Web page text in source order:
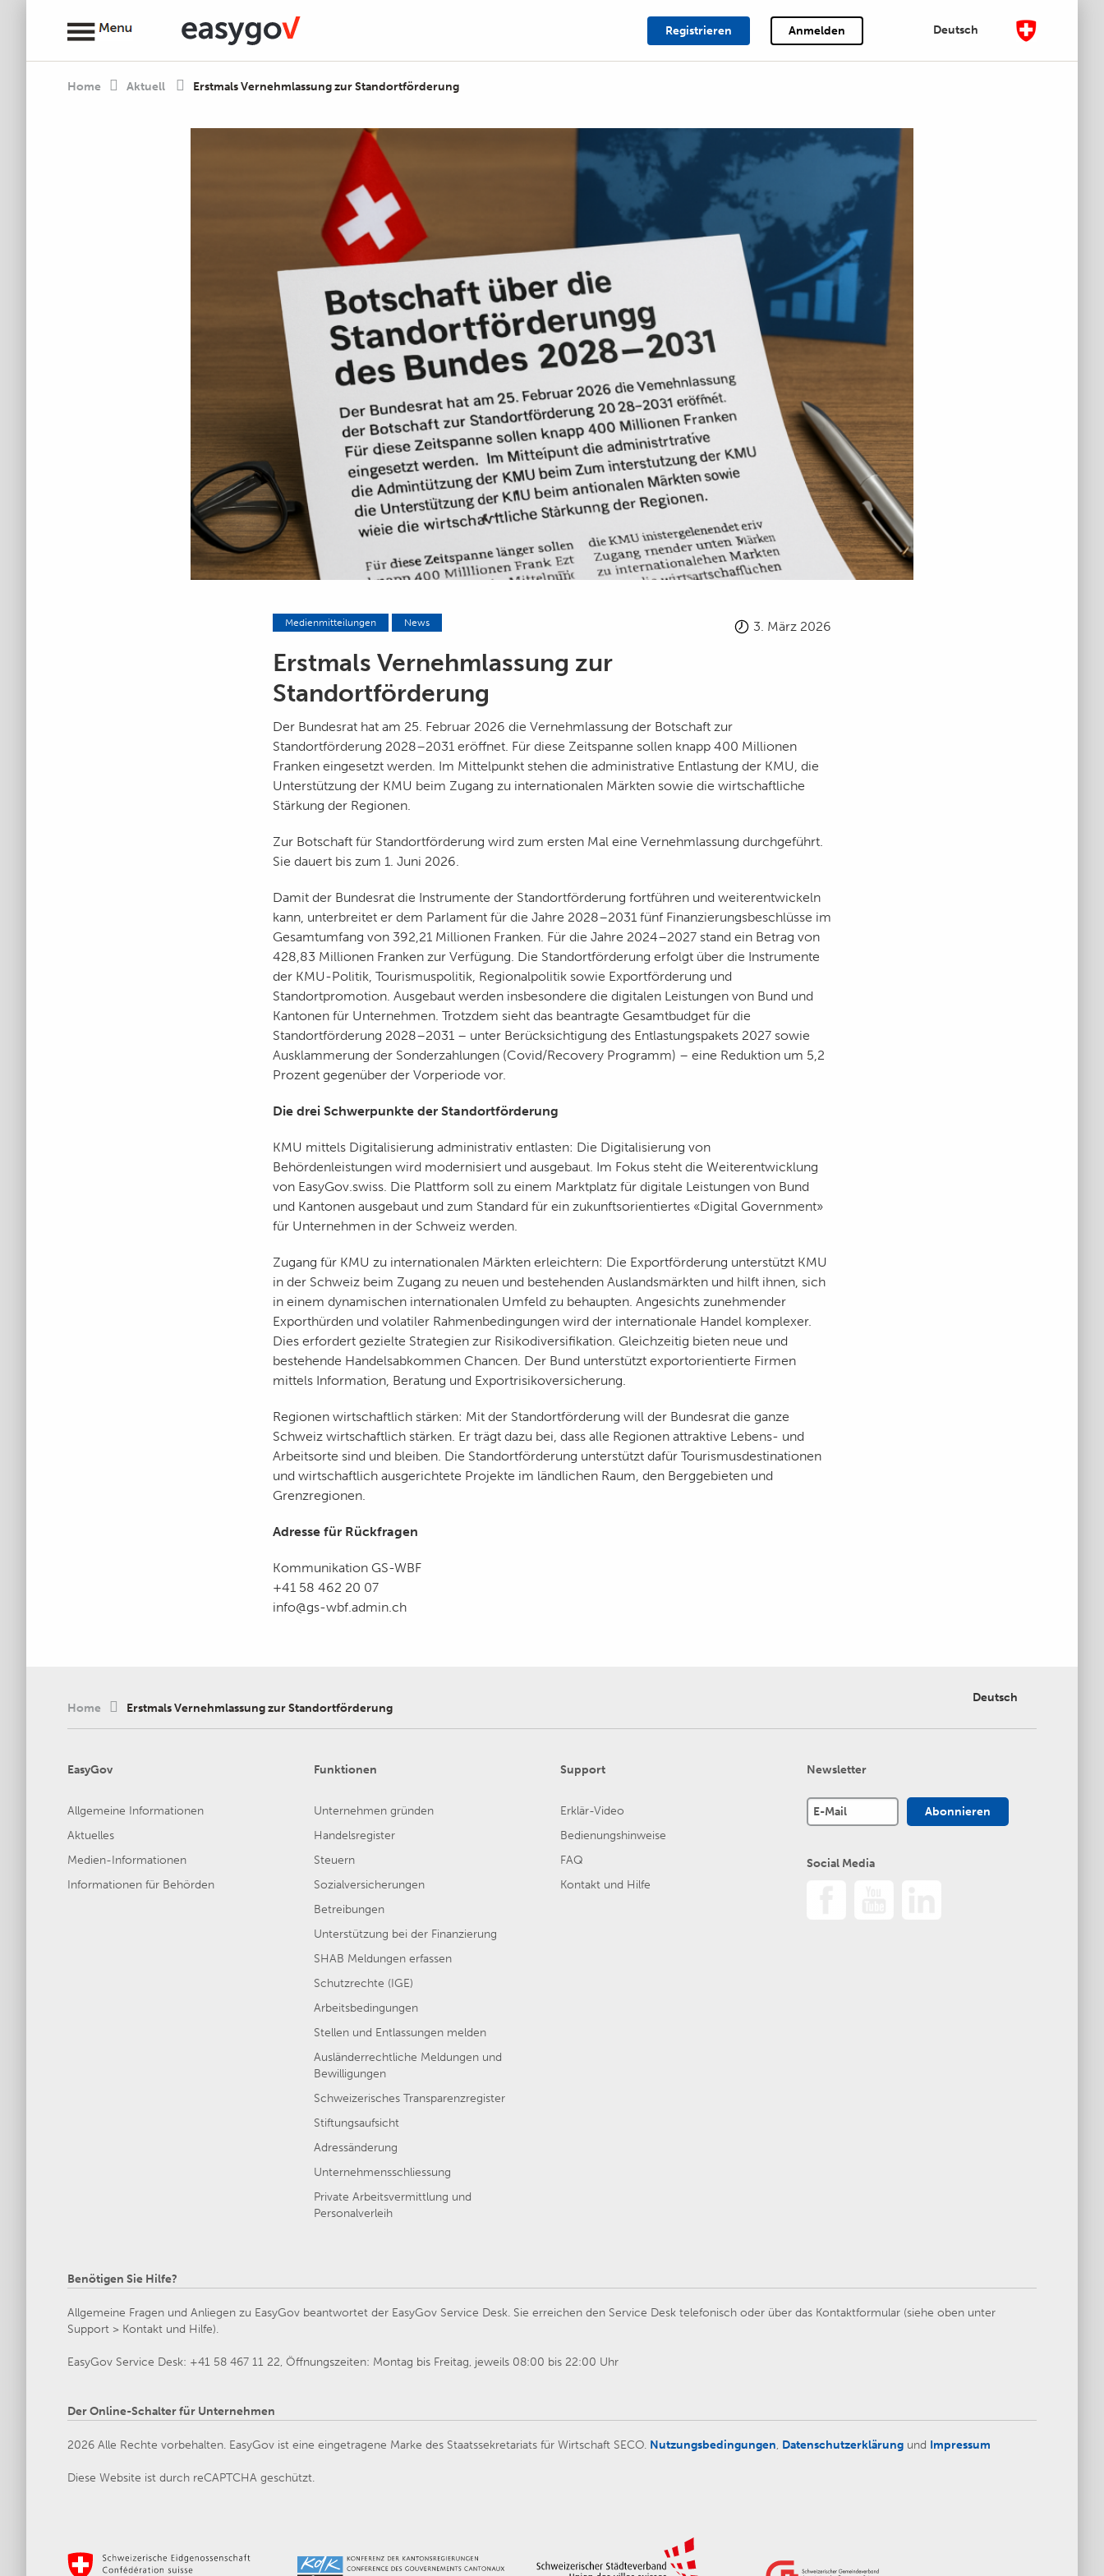
Registrieren Anmelden Deutsch
Home Aktuell Erstmals Vernehmlassung zur Standortförderung
Medienmitteilungen News 3. März 2026
Erstmals Vernehmlassung zur
Standortförderung
Der Bundesrat hat am 25. Februar 2026 die Vernehmlassung der Botschaft zur
Standortförderung 2028–2031 eröffnet. Für diese Zeitspanne sollen knapp 400 Millionen
Franken eingesetzt werden. Im Mittelpunkt stehen die administrative Entlastung der KMU, die
Unterstützung der KMU beim Zugang zu internationalen Märkten sowie die wirtschaftliche
Stärkung der Regionen.
Zur Botschaft für Standortförderung wird zum ersten Mal eine Vernehmlassung durchgeführt.
Sie dauert bis zum 1. Juni 2026.
Damit der Bundesrat die Instrumente der Standortförderung fortführen und weiterentwickeln
kann, unterbreitet er dem Parlament für die Jahre 2028–2031 fünf Finanzierungsbeschlüsse im
Gesamtumfang von 392,21 Millionen Franken. Für die Jahre 2024–2027 stand ein Betrag von
428,83 Millionen Franken zur Verfügung. Die Standortförderung erfolgt über die Instrumente
der KMU-Politik, Tourismuspolitik, Regionalpolitik sowie Exportförderung und
Standortpromotion. Ausgebaut werden insbesondere die digitalen Leistungen von Bund und
Kantonen für Unternehmen. Trotzdem sieht das beantragte Gesamtbudget für die
Standortförderung 2028–2031 – unter Berücksichtigung des Entlastungspakets 2027 sowie
Ausklammerung der Sonderzahlungen (Covid/Recovery Programm) – eine Reduktion um 5,2
Prozent gegenüber der Vorperiode vor.
Die drei Schwerpunkte der Standortförderung
KMU mittels Digitalisierung administrativ entlasten: Die Digitalisierung von
Behördenleistungen wird modernisiert und ausgebaut. Im Fokus steht die Weiterentwicklung
von EasyGov.swiss. Die Plattform soll zu einem Marktplatz für digitale Leistungen von Bund
und Kantonen ausgebaut und zum Standard für ein zukunftsorientiertes «Digital Government»
für Unternehmen in der Schweiz werden.
Zugang für KMU zu internationalen Märkten erleichtern: Die Exportförderung unterstützt KMU
in der Schweiz beim Zugang zu neuen und bestehenden Auslandsmärkten und hilft ihnen, sich
in einem dynamischen internationalen Umfeld zu behaupten. Angesichts zunehmender
Exporthürden und volatiler Rahmenbedingungen wird der internationale Handel komplexer.
Dies erfordert gezielte Strategien zur Risikodiversifikation. Gleichzeitig bieten neue und
bestehende Handelsabkommen Chancen. Der Bund unterstützt exportorientierte Firmen
mittels Information, Beratung und Exportrisikoversicherung.
Regionen wirtschaftlich stärken: Mit der Standortförderung will der Bundesrat die ganze
Schweiz wirtschaftlich stärken. Er trägt dazu bei, dass alle Regionen attraktive Lebens- und
Arbeitsorte sind und bleiben. Die Standortförderung unterstützt dafür Tourismusdestinationen
und wirtschaftlich ausgerichtete Projekte im ländlichen Raum, den Berggebieten und
Grenzregionen.
Adresse für Rückfragen
Kommunikation GS-WBF
+41 58 462 20 07
info@gs-wbf.admin.ch
Home Erstmals Vernehmlassung zur Standortförderung
Deutsch
EasyGov
Allgemeine Informationen
Aktuelles
Medien-Informationen
Informationen für Behörden
Funktionen
Unternehmen gründen
Handelsregister
Steuern
Sozialversicherungen
Betreibungen
Unterstützung bei der Finanzierung
SHAB Meldungen erfassen
Schutzrechte (IGE)
Arbeitsbedingungen
Stellen und Entlassungen melden
Ausländerrechtliche Meldungen und
Bewilligungen
Schweizerisches Transparenzregister
Stiftungsaufsicht
Adressänderung
Unternehmensschliessung
Private Arbeitsvermittlung und
Personalverleih
Support
Erklär-Video
Bedienungshinweise
FAQ
Kontakt und Hilfe
Newsletter
Social Media
Benötigen Sie Hilfe?
Allgemeine Fragen und Anliegen zu EasyGov beantwortet der EasyGov Service Desk. Sie erreichen den Service Desk telefonisch oder über das Kontaktformular (siehe oben unter
Support > Kontakt und Hilfe).
EasyGov Service Desk: +41 58 467 11 22, Öffnungszeiten: Montag bis Freitag, jeweils 08:00 bis 22:00 Uhr
Der Online-Schalter für Unternehmen
2026 Alle Rechte vorbehalten. EasyGov ist eine eingetragene Marke des Staatssekretariats für Wirtschaft SECO. Nutzungsbedingungen, Datenschutzerklärung und Impressum
Diese Website ist durch reCAPTCHA geschützt.